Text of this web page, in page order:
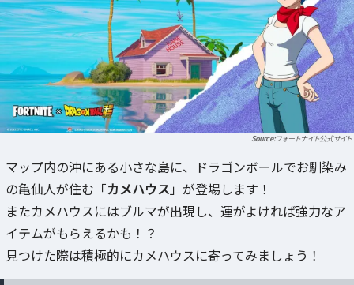
フォートナイト公式サイト
マップ内の沖にある小さな島に、ドラゴンボールでお馴染み
の亀仙人が住む「カメハウス 」が登場します！
またカメハウスにはブルマが出現し、運がよければ強力なア
イテムがもらえるかも！？
見つけた際は積極的にカメハウスに寄ってみましょう！